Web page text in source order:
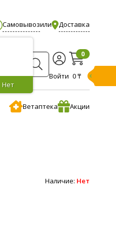
Нет
Самовывозили Доставка
Войти
0
0 ₸
Ветаптека Акции
Наличие: Нет